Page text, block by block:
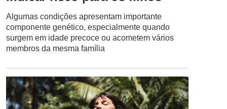
Algumas condições apresentam importante
componente genético, especialmente quando
surgem em idade precoce ou acometem vários
membros da mesma família